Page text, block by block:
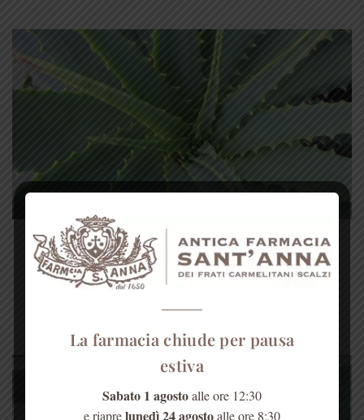
La ricetta: tisana depurativa antiulcera e
antirughe
Frate Ezio, il nostro frate erborista, che da sempre ci
La farmacia chiude per pausa
estiva
Sabato 1 agostoalle ore 12:30
e riaprelunedì 24 agostoalle ore 8:30